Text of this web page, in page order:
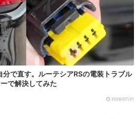
で直す。ルーテシアRSの電装トラブル
で解決してみた
2026/07/31